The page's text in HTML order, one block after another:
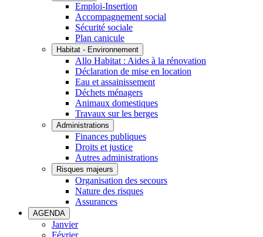
Emploi-Insertion
Accompagnement social
Sécurité sociale
Plan canicule
Habitat - Environnement
Allo Habitat : Aides à la rénovation
Déclaration de mise en location
Eau et assainissement
Déchets ménagers
Animaux domestiques
Travaux sur les berges
Administrations
Finances publiques
Droits et justice
Autres administrations
Risques majeurs
Organisation des secours
Nature des risques
Assurances
AGENDA
Janvier
Février